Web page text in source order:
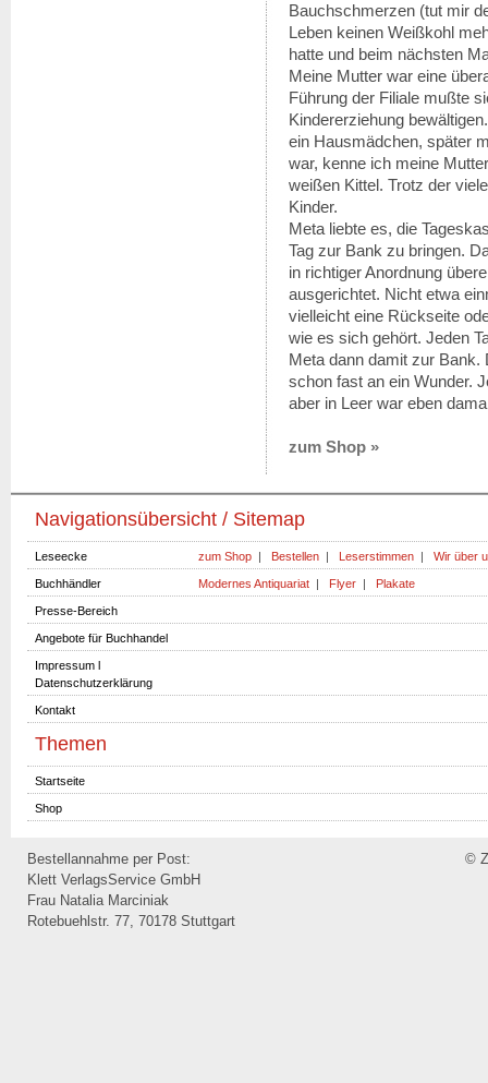
Bauchschmerzen (tut mir
Leben keinen Weißkohl
hatte und beim nächsten
Meine Mutter war eine
Führung der Filiale mußte
Kindererziehung
ein Hausmädchen, später
war, kenne ich meine
weißen Kittel. Trotz der
Kinder.
Meta liebte es, die
Tag zur Bank zu bringen.
in richtiger Anordnung
ausgerichtet. Nicht etwa
vielleicht eine Rückseite
wie es sich gehört. Jeden
Meta dann damit zur
schon fast an ein Wunder.
aber in Leer war eben
zum Shop »
Navigationsübersicht / Sitemap
Leseecke zum Shop | Bestellen | Leserstimmen | Wir über
Buchhändler Modernes Antiquariat | Flyer | Plakate
Presse-Bereich
Angebote für Buchhandel
Impressum l
Datenschutzerklärung
Kontakt
Themen
Startseite
Shop
Bestellannahme per Post:
Klett VerlagsService GmbH
Frau Natalia Marciniak
Rotebuehlstr. 77, 70178 Stuttgart
©